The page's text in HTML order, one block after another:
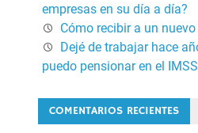
empresas en su día a día?
Cómo recibir a un
Dejé de trabajar hace
puedo pensionar en el
COMENTARIOS RECIENTES